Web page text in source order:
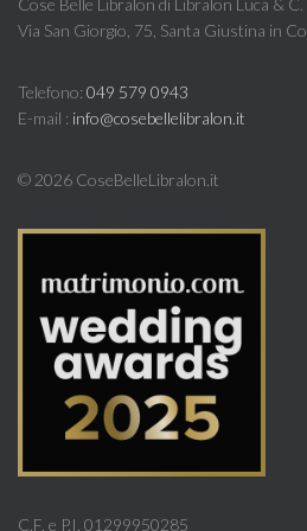
Cose Belle Libralon di Libralon Luca & C.
Via San Giorgio, 75, Santa Giustina in
Telefono: 049 579 0943
E-mail : info@cosebellelibralon.it
© 2026 CoseBelleLibralon.it
C.F. e P.I. 01299950285